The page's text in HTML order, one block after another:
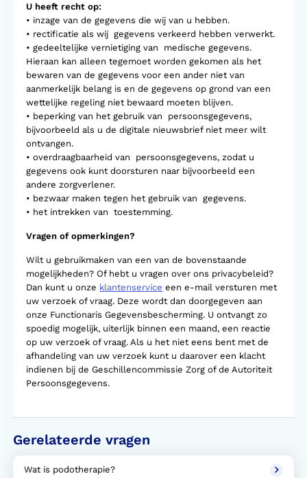
U heeft recht op:
• inzage van de gegevens die wij van u hebben.
• rectificatie als wij gegevens verkeerd hebben verwerkt.
• gedeeltelijke vernietiging van medische gegevens.
Hieraan kan alleen tegemoet worden gekomen als het
bewaren van de gegevens voor een ander niet van
aanmerkelijk belang is en de gegevens op grond van een
wettelijke regeling niet bewaard moeten blijven.
• beperking van het gebruik van persoonsgegevens,
bijvoorbeeld als u de digitale nieuwsbrief niet meer wilt
ontvangen.
• overdraagbaarheid van persoonsgegevens, zodat u
gegevens ook kunt doorsturen naar bijvoorbeeld een
andere zorgverlener.
• bezwaar maken tegen het gebruik van gegevens.
• het intrekken van toestemming.
Vragen of opmerkingen?
Wilt u gebruikmaken van een van de bovenstaande
mogelijkheden? Of hebt u vragen over ons privacybeleid?
Dan kunt u onze klantenservice een e-mail versturen met
uw verzoek of vraag. Deze wordt dan doorgegeven aan
onze Functionaris Gegevensbescherming. U ontvangt zo
spoedig mogelijk, uiterlijk binnen een maand, een reactie
op uw verzoek of vraag. Als u het niet eens bent met de
afhandeling van uw verzoek kunt u daarover een klacht
indienen bij de Geschillencommissie Zorg of de Autoriteit
Persoonsgegevens.
Gerelateerde vragen
Wat is podotherapie?